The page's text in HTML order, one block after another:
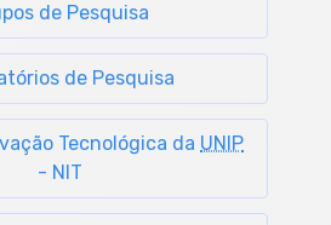
de Pesquisa
de Pesquisa
Tecnológica da UNIP
- NIT